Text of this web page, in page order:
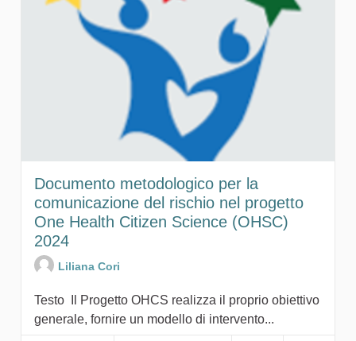
Documento metodologico per la
comunicazione del rischio nel progetto
One Health Citizen Science (OHSC)
2024
Liliana Cori
Testo Il Progetto OHCS realizza il proprio obiettivo
generale, fornire un modello di intervento...